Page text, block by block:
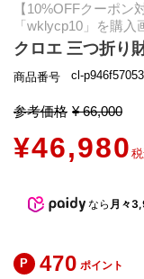
【10%OFFクーポン
「wklycp10」を購入
商品番号 cl-p946f57053
参考価格 ¥ 66,000
¥46,980
なら 月々
470 ポイント